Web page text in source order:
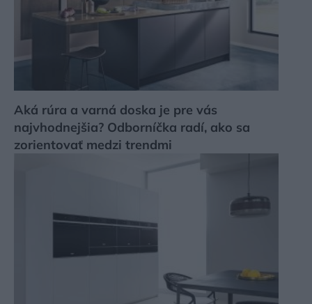
Aká rúra a varná doska je pre vás
najvhodnejšia? Odborníčka radí, ako sa
zorientovať medzi trendmi